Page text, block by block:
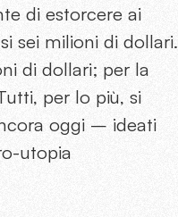
di estorcere ai
sei milioni di dollari.
di dollari; per la
per lo più, si
oggi – ideati
utopia